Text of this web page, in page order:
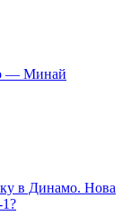
— Минай
в Динамо. Нова